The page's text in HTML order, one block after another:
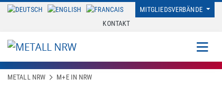
MITGLIEDSVERBÄNDE
KONTAKT
METALL NRW M+E IN NRW